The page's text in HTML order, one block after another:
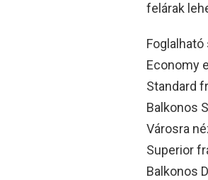
felárak
Foglalható
Economy
Standard
Balkonos
Városra
Superior
Balkonos